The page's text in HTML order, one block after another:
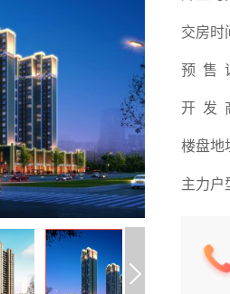
交房时
预 售
开 发
楼盘地
主力户